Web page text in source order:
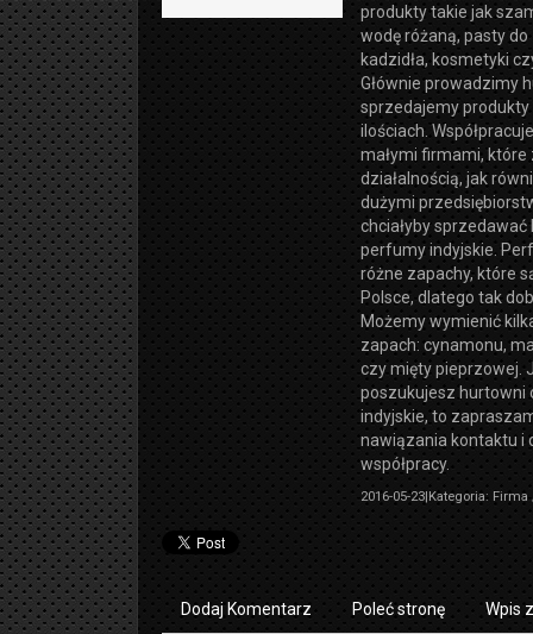
produkty takie jak
wodę różaną, pasty
kadzidła, kosmetyki
Głównie prowadzimy
sprzedajemy produkty
ilościach.
małymi firmami,
działalnością, jak
dużymi
chciałyby
perfumy indyjskie.
różne zapachy, które
Polsce, dlatego tak
Możemy wymienić
zapach: cynamonu,
czy mięty pieprzowej.
poszukujesz
indyjskie, to
nawiązania kontaktu i
współpracy.
2016-05-23 Kategoria:
Dodaj Komentarz Poleć stronę Wpis